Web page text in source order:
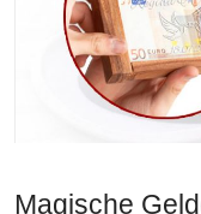
Magische